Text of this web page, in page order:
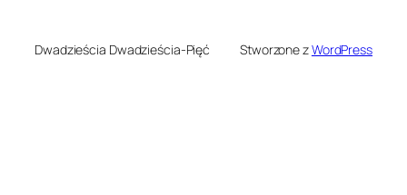
Dwadzieścia Dwadzieścia-Pięć Stworzone zWordPress